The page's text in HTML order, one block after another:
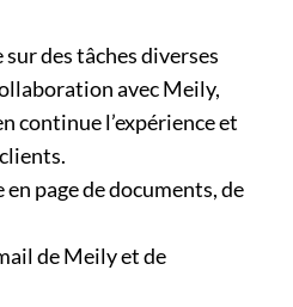
des tâches diverses
avec Meily,
continue l’expérience et
page de documents, de
de Meily et de